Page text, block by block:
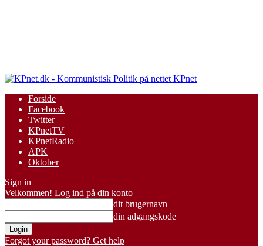
KPnet
Forside
Facebook
Twitter
KPnetTV
KPnetRadio
APK
Oktober
Sign in
Velkommen! Log ind på din konto
dit brugernavn
din adgangskode
Forgot your password? Get help